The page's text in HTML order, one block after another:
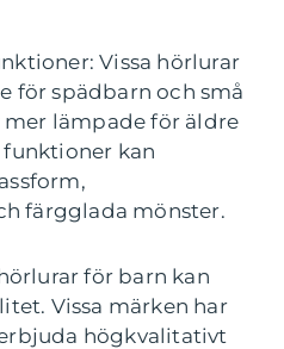
Vissa hörlurar
för spädbarn och små
lämpade för äldre
kan
färgglada mönster.
för barn kan
Vissa märken har
högkvalitativt